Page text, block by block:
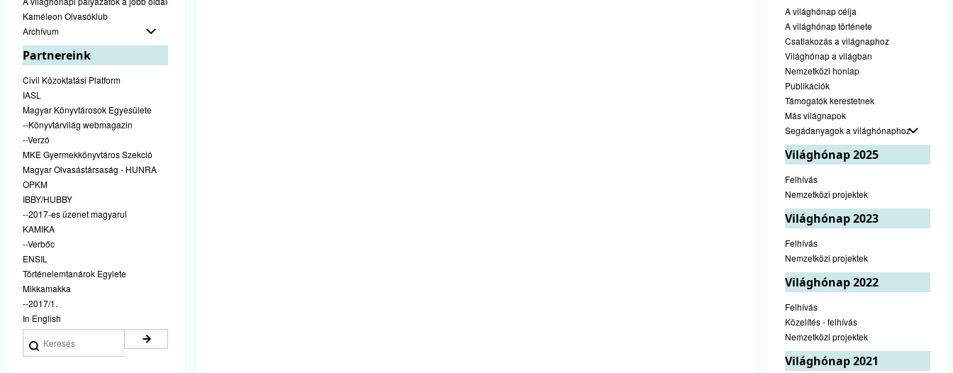
Kaméleon Olvasóklub
Archívum
Partnereink
Civil Közoktatási Platform
IASL
Magyar Könyvtárosok Egyesülete
--Könyvtárvilág webmagazin
--Verzó
MKE Gyermekkönyvtáros Szekció
Magyar Olvasástársaság - HUNRA
OPKM
IBBY/HUBBY
--2017-es üzenet magyarul
KAMIKA
--Verbőc
ENSIL
Történelemtanárok Egylete
Mikkamakka
--2017/1.
In English
A világhónap célja
A világhónap története
Csatlakozás a világnaphoz
Világhónap a világban
Nemzetközi honlap
Publikációk
Támogatók kerestetnek
Más világnapok
Segádanyagok a világhónaphoz
Világhónap 2025
Felhívás
Nemzetközi projektek
Világhónap 2023
Felhívás
Nemzetközi projektek
Világhónap 2022
Felhívás
Közelítés - felhívás
Nemzetközi projektek
Világhónap 2021